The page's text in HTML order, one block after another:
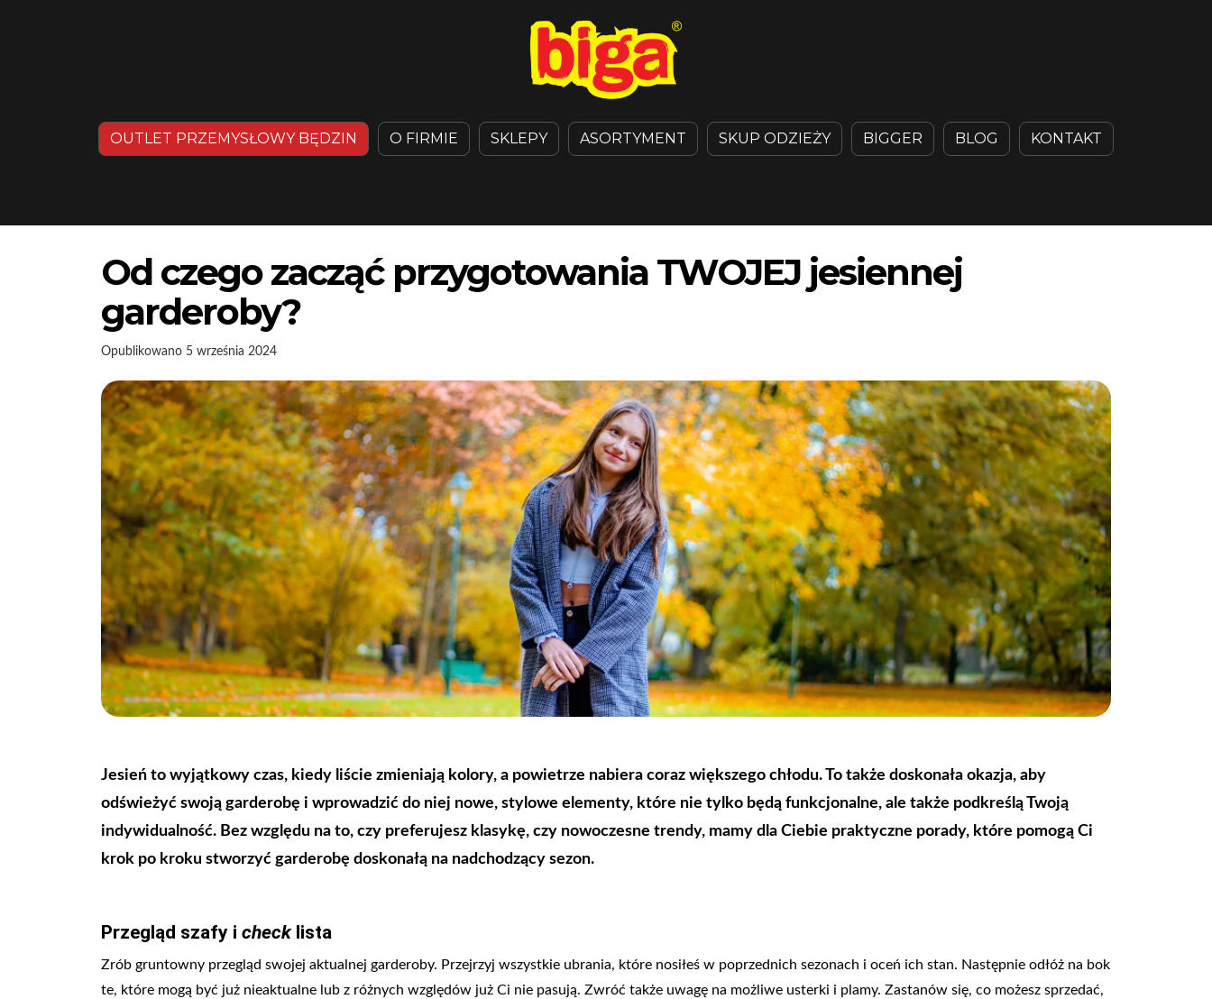
OUTLET PRZEMYSŁOWY BĘDZIN O FIRMIE SKLEPY ASORTYMENT SKUP ODZIEŻY BIGGER BLOG KONTAKT
Od czego zacząć przygotowania TWOJEJ jesiennej
garderoby?
Opublikowano 5 września 2024
Jesień to wyjątkowy czas, kiedy liście zmieniają kolory, a powietrze nabiera coraz większego chłodu. To także doskonała okazja, aby
odświeżyć swoją garderobę i wprowadzić do niej nowe, stylowe elementy, które nie tylko będą funkcjonalne, ale także podkreślą Twoją
indywidualność. Bez względu na to, czy preferujesz klasykę, czy nowoczesne trendy, mamy dla Ciebie praktyczne porady, które pomogą Ci
krok po kroku stworzyć garderobę doskonałą na nadchodzący sezon.
Przegląd szafy i check lista
Zrób gruntowny przegląd swojej aktualnej garderoby. Przejrzyj wszystkie ubrania, które nosiłeś w poprzednich sezonach i oceń ich stan. Następnie odłóż na bok
te, które mogą być już nieaktualne lub z różnych względów już Ci nie pasują. Zwróć także uwagę na możliwe usterki i plamy. Zastanów się, co możesz sprzedać,